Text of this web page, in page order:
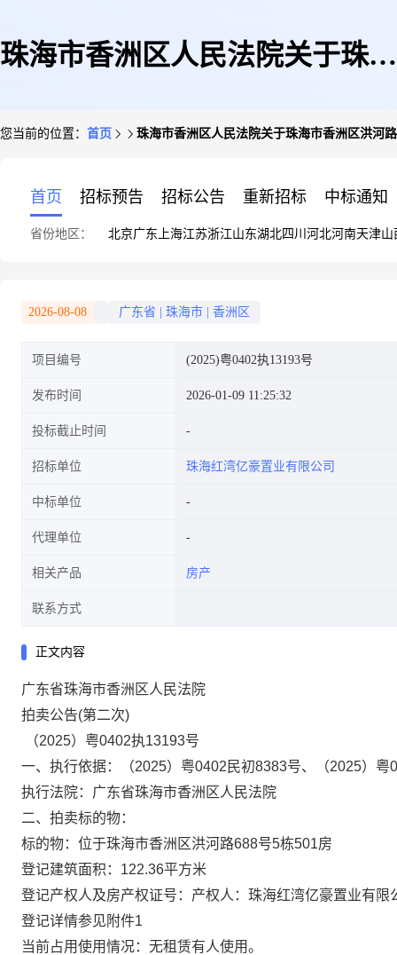
珠海市香洲区人民法院关于珠海
您当前的位置： 首页 珠海市香洲区人民法院关于珠海市香洲区洪河
首页 招标预告 招标公告 重新招标 中标通知
省份地区： 北京广东 上海江苏浙江山东湖北四川 河北河南天津山
2026-08-08 广东省 珠海市 香洲区
项目编号 (2025)粤0402执13193号
发布时间 2026-01-09 11:25:32
投标截止时间
招标单位 珠海红湾亿豪置业有限公司
中标单位
代理单位
相关产品 房产
联系方式
正文内容
广东省珠海市香洲区人民法院
拍卖公告(第二次)
（2025）粤0402执13193号
一、执行依据：（2025）粤0402 民初8383号、（2025）粤
执行法院：广东省珠海市香洲区人民法院
二、 拍卖标的物：
标的物：位于珠海市香洲区洪河路688号5栋501房
登记建筑面积： 122.36平方米
登记产权人及房产权证号：产权人： 珠海红湾亿豪置业有限
登记详情参见附件1
当前占用使用情况：无租赁有人使用。